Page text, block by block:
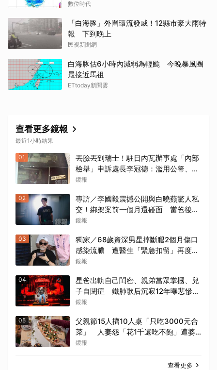
數位時代
「白海豚」外圍環流發威！12縣市豪大雨特
報 下到晚上
民視新聞網
白海豚估6小時內減弱為輕颱 今晚暴風圈
最接近馬祖
ETtoday新聞雲
查看更多鏡報
最近1小時結果
01
丟臉丟到瑞士！駐日內瓦辦事處「內部
檢舉」申訴處長李冠德：濫用公帑、職
場霸凌、超速仔拒繳罰單 外交部要查
鏡報
02
專訪／李國毅震撼公開與白曉燕驚人私
交！綁架案前一個月還碰面 當爸後甘
願「一輩子」親自接送小孩
鏡報
03
獨家／68歲資深男星摔斷腿2個月傷口
感染流膿 遭醫生「緊急扣留」再度動
刀！妻心力交瘁曝現況
鏡報
04
星爸出軌自己閨密、親弟當眾掌摑、兒
子自閉症 鐵肺歌后沉寂12年曝悲慘人
生
鏡報
05
父親節15人擠10人桌「只吃3000元合
菜」 人妻怨「花1千還吃不飽」遭婆
婆阻加菜
鏡報
查看更多